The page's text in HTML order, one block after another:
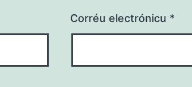
Corréu electrónicu *